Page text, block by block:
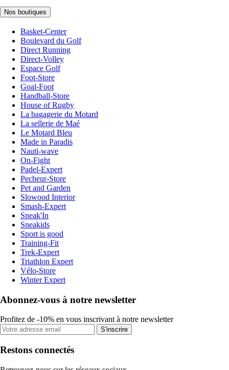
Nos boutiques
Basket-Center
Boulevard du Golf
Direct Running
Direct-Volley
Espace Golf
Foot-Store
Goal-Foot
Handball-Store
House of Rugby
La bagagerie du Motard
La sellerie de Maé
Le Motard Bleu
Made in Paradis
Nauti-wave
On-Fight
Padel-Expert
Pecheur-Store
Pet and Garden
Slowood Interior
Smash-Expert
Sneak'In
Sneakids
Sport is good
Training-Fit
Trek-Expert
Triathlon Expert
Vélo-Store
Winter Expert
Abonnez-vous à notre newsletter
Profitez de -10% en vous inscrivant à notre newsletter
S'inscrire
Restons connectés